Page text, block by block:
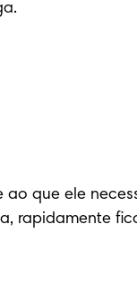
que ele
rapidamente